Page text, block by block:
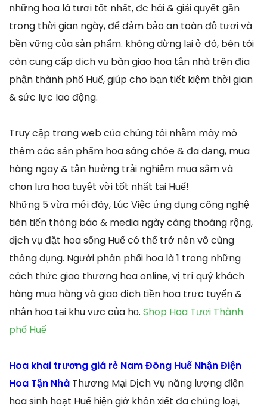
những hoa lá tươi tốt nhất, đc hái & giải quyết gần
trong thời gian ngày, để đảm bảo an toàn độ tươi và
bền vững của sản phẩm. không dừng lại ở đó, bên tôi
còn cung cấp dịch vụ bàn giao hoa tận nhà trên địa
phận thành phố Huế, giúp cho bạn tiết kiệm thời gian
& sức lực lao động.
Truy cập trang web của chúng tôi nhằm mày mò
thêm các sản phẩm hoa sáng chóe & đa dạng, mua
hàng ngay & tận hưởng trải nghiệm mua sắm và
chọn lựa hoa tuyệt vời tốt nhất tại Huế!
Những 5 vừa mới đây, Lúc Việc ứng dụng công nghệ
tiên tiến thông báo & media ngày càng thoáng rộng,
dịch vụ đặt hoa sống Huế có thể trở nên vô cùng
thông dụng. Người phân phối hoa là 1 trong những
cách thức giao thương hoa online, vị trí quý khách
hàng mua hàng và giao dịch tiền hoa trực tuyến &
nhận hoa tại khu vực của họ. Shop Hoa Tươi Thành
phố Huế
Hoa khai trương giá rẻ Nam Đông Huế Nhận Điện
Hoa Tận Nhà Thương Mại Dịch Vụ năng lượng điện
hoa sinh hoạt Huế hiện giờ khôn xiết đa chủng loại,